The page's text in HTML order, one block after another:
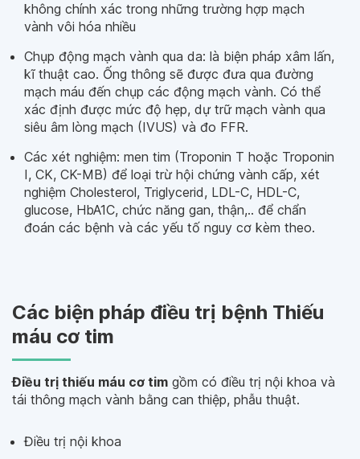
không chính xác trong những trường hợp mạch
vành vôi hóa nhiều
Chụp động mạch vành qua da: là biện pháp xâm lấn,
kĩ thuật cao. Ống thông sẽ được đưa qua đường
mạch máu đến chụp các động mạch vành. Có thể
xác định được mức độ hẹp, dự trữ mạch vành qua
siêu âm lòng mạch (IVUS) và đo FFR.
Các xét nghiệm: men tim (Troponin T hoặc Troponin
I, CK, CK-MB) để loại trừ hội chứng vành cấp, xét
nghiệm Cholesterol, Triglycerid, LDL-C, HDL-C,
glucose, HbA1C, chức năng gan, thận,.. để chẩn
đoán các bệnh và các yếu tố nguy cơ kèm theo.
Các biện pháp điều trị bệnh Thiếu
máu cơ tim
Điều trị thiếu máu cơ tim gồm có điều trị nội khoa và
tái thông mạch vành bằng can thiệp, phẫu thuật.
Điều trị nội khoa